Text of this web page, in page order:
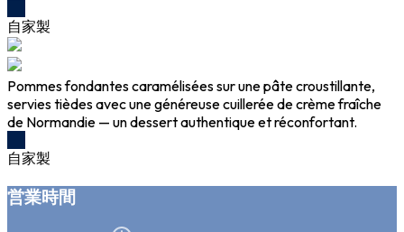
自家製
Pommes fondantes caramélisées sur une pâte croustillante,
servies tièdes avec une généreuse cuillerée de crème fraîche
de Normandie — un dessert authentique et réconfortant.
自家製
営業時間